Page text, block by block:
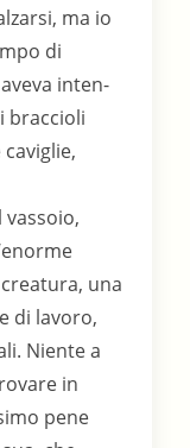
ma io
di
inten-
braccioli
una
di lavoro,
Niente a
in
pene